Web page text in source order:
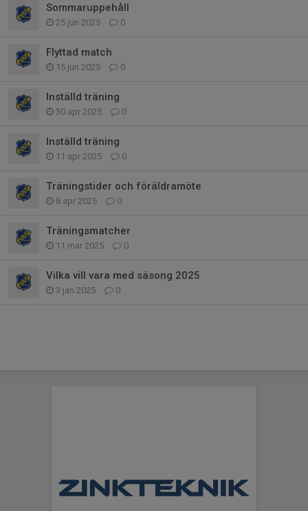
Sommaruppehåll
25 jun 2025 0
Flyttad match
15 jun 2025 0
Inställd träning
30 apr 2025 0
Inställd träning
11 apr 2025 0
Träningstider och föräldramöte
8 apr 2025 0
Träningsmatcher
11 mar 2025 0
Vilka vill vara med säsong 2025
3 jan 2025 0